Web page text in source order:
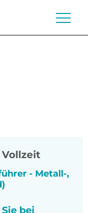
- Metall-,
bei